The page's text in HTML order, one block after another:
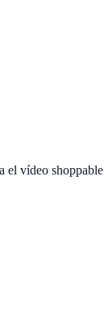
el vídeo shoppable